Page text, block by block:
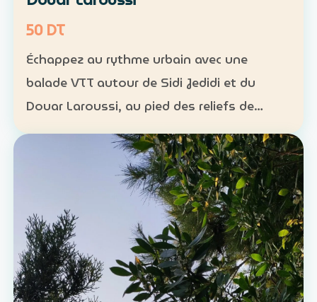
50 DT
Échappez au rythme urbain avec une
balade VTT autour de Sidi Jedidi et du
Douar Laroussi, au pied des reliefs de
Hammamet. Durée : environ 1 h à 1 h 30
Niveau : intermédiaire Groupe : de 8 à 11
participants Tarif : 50 …